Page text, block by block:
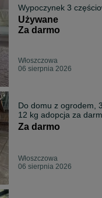
Wypoczynek 3
Używane
Za darmo
Włoszczowa
06 sierpnia 2026
Do domu z ogrodem,
12 kg adopcja za
Za darmo
Włoszczowa
06 sierpnia 2026